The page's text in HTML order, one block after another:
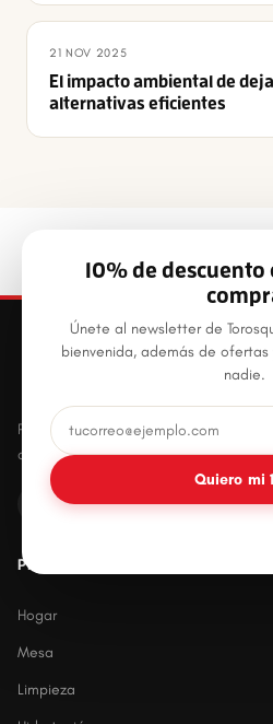
21 NOV 2025
El impacto ambiental de
alternativas eficientes
10% de
Únete al newsletter de
bienvenida, además de
nadie.
Quiero mi
Productos plásticos innovadores,
duraderos para el hogar mexicano.
PRODUCTOS
Hogar
Mesa
Limpieza